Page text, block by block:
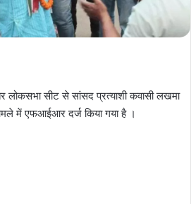
लोकसभा सीट से सांसद प्रत्याशी कवासी लखमा
में एफआईआर दर्ज किया गया है ।